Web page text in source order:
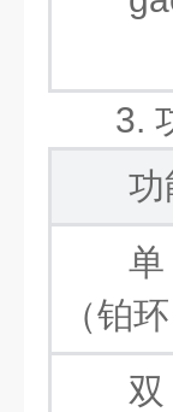
3.
功
（铂环